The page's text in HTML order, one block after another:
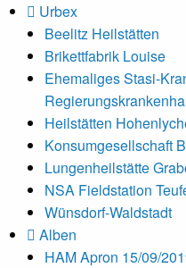
Urbex
Beelitz Heilstätten
Brikettfabrik Louise
Ehemaliges Stasi-
Heilstätten
Konsumgesellschaft
Lungenheilstätte
NSA Fieldstation
Wünsdorf-Waldstadt
Alben
HAM Apron 15/09/